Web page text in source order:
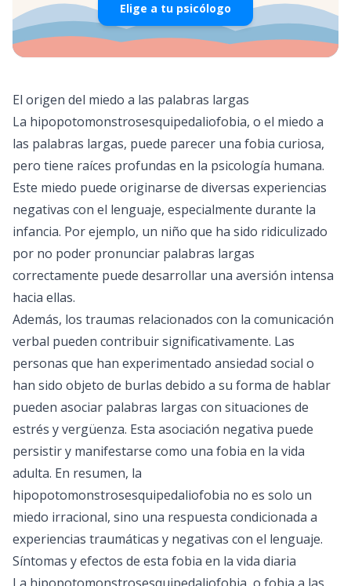
Elige a tu psicólogo
El origen del miedo a las palabras largas
La hipopotomonstrosesquipedaliofobia, o el miedo a
las palabras largas, puede parecer una fobia curiosa,
pero tiene raíces profundas en la psicología humana.
Este miedo puede originarse de diversas experiencias
negativas con el lenguaje, especialmente durante la
infancia. Por ejemplo, un niño que ha sido ridiculizado
por no poder pronunciar palabras largas
correctamente puede desarrollar una aversión intensa
hacia ellas.
Además, los traumas relacionados con la comunicación
verbal pueden contribuir significativamente. Las
personas que han experimentado ansiedad social o
han sido objeto de burlas debido a su forma de hablar
pueden asociar palabras largas con situaciones de
estrés y vergüenza. Esta asociación negativa puede
persistir y manifestarse como una fobia en la vida
adulta. En resumen, la
hipopotomonstrosesquipedaliofobia no es solo un
miedo irracional, sino una respuesta condicionada a
experiencias traumáticas y negativas con el lenguaje.
Síntomas y efectos de esta fobia en la vida diaria